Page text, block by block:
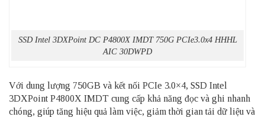
SSD Intel 3DXPoint DC P4800X IMDT 750G PCIe3.0x4 HHHL
AIC 30DWPD
Với dung lượng 750GB và kết nối PCIe 3.0×4, SSD Intel
3DXPoint P4800X IMDT cung cấp khả năng đọc và ghi nhanh
chóng, giúp tăng hiệu quả làm việc, giảm thời gian tải dữ liệu và